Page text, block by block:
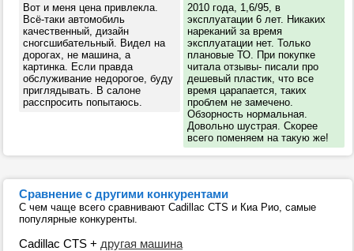
Вот и меня цена привлекла.
Всё-таки автомобиль
качественный, дизайн
сногсшибательный. Видел на
дорогах, не машина, а
картинка. Если правда
обслуживание недорогое, буду
приглядывать. В салоне
расспросить попытаюсь.
2010 года, 1,6/95, в
эксплуатации 6 лет. Никаких
нареканий за время
эксплуатации нет. Только
плановые ТО. При покупке
читала отзывы- писали про
дешевый пластик, что все
время царапается, таких
проблем не замечено.
Обзорность нормальная.
Довольно шустрая. Скорее
всего поменяем на такую же!
Сравнение с другими конкурентами
С чем чаще всего сравнивают Cadillac CTS и Киа Рио, самые
популярные конкуренты.
Cadillac CTS + другая машина